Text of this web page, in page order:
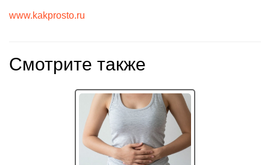
www.kakprosto.ru
Смотрите также